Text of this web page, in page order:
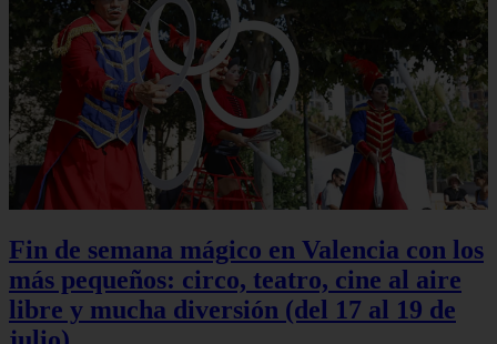
Fin de semana mágico en Valencia con los
más pequeños: circo, teatro, cine al aire
libre y mucha diversión (del 17 al 19 de